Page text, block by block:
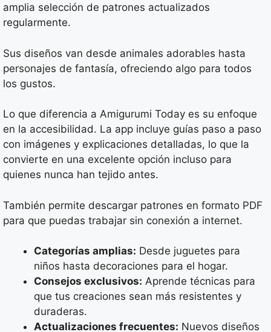
amplia selección de patrones actualizados
regularmente.
Sus diseños van desde animales adorables hasta
personajes de fantasía, ofreciendo algo para todos
los gustos.
Lo que diferencia a Amigurumi Today es su enfoque
en la accesibilidad. La app incluye guías paso a paso
con imágenes y explicaciones detalladas, lo que la
convierte en una excelente opción incluso para
quienes nunca han tejido antes.
También permite descargar patrones en formato PDF
para que puedas trabajar sin conexión a internet.
Categorías amplias: Desde juguetes para
niños hasta decoraciones para el hogar.
Consejos exclusivos: Aprende técnicas para
que tus creaciones sean más resistentes y
duraderas.
Actualizaciones frecuentes: Nuevos diseños